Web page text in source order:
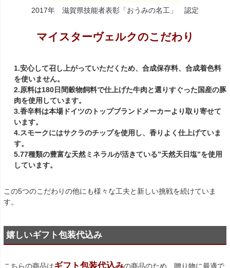
2017年 滋賀県技能者表彰「おうみの名工」 認定
マイスターヴェルクのこだわり
1.安心して召し上がっていただくため、合成保存料、合成着色料
を使いません。
2.原料は180日間穀物飼料で仕上げた牛肉と選りすぐった国産の豚
肉を使用しています。
3.香辛料は本場ドイツのトップブランドメーカーより取り寄せて
います。
4.スモークにはサクラのチップを使用し、香りよく仕上げていま
す。
5.77種類の豊富な天然ミネラルが活きている”天然天日塩”を使用
しています。
この5つのこだわりの他にも様々な工夫と新しい挑戦を続けていま
す。
嬉しいギフト包装代込み
こちらの商品はギフト包装代込みの商品のため、贈り物に最適で